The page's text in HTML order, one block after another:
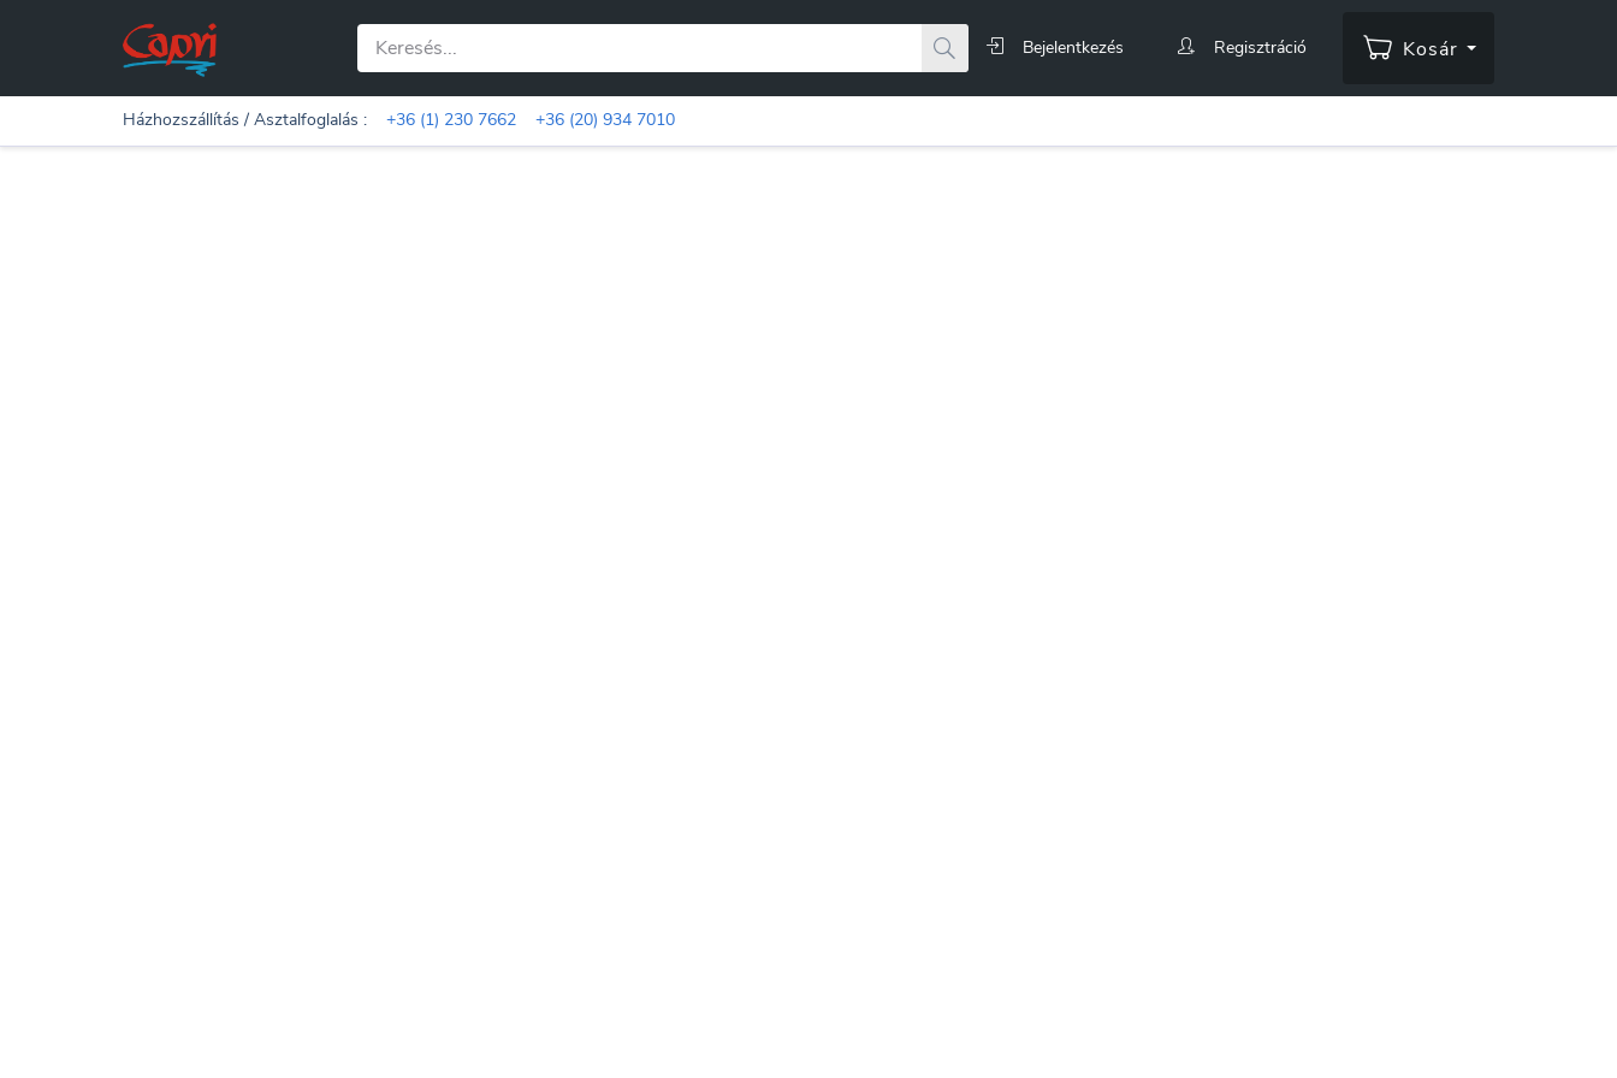
Bejelentkezés Regisztráció Kosár
Házhozszállítás / Asztalfoglalás : +36 (1) 230 7662 +36 (20) 934 7010